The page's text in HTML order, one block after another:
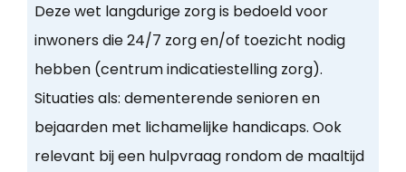
Deze wet langdurige zorg is bedoeld voor
inwoners die 24/7 zorg en/of toezicht nodig
hebben (centrum indicatiestelling zorg).
Situaties als: dementerende senioren en
bejaarden met lichamelijke handicaps. Ook
relevant bij een hulpvraag rondom de maaltijd